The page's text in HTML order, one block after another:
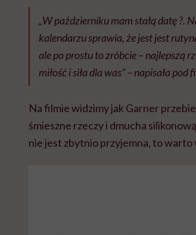
„W październiku mam stałą datę ?.
kalendarzu sprawia, że ​​jest jest
ale po prostu to zróbcie – najlepszą
miłość i siła dla was” – napisała
Na filmie widzimy jak Garner
śmieszne rzeczy i dmucha
nie jest zbytnio przyjemna, to warto